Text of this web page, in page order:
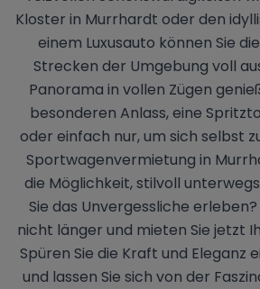
Kloster in Murrhardt oder den
einem Luxusauto können Sie
Strecken der Umgebung voll
Panorama in vollen Zügen
besonderen Anlass, eine
oder einfach nur, um sich selbst
Sportwagenvermietung in
die Möglichkeit, stilvoll
Sie das Unvergessliche
nicht länger und mieten Sie jetzt
Spüren Sie die Kraft und Eleganz
und lassen Sie sich von der